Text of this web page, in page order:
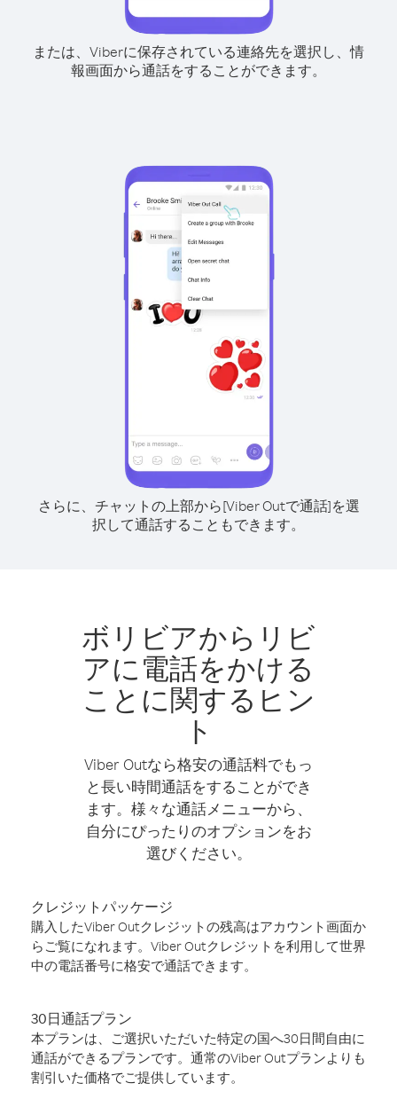
または、Viberに保存されている連絡先を選択し、情
報画面から通話をすることができます。
さらに、チャットの上部から[Viber Outで通話]を選
択して通話することもできます。
ボリビアからリビ
アに電話をかける
ことに関するヒン
ト
Viber Outなら格安の通話料でもっ
と長い時間通話をすることができ
ます。様々な通話メニューから、
自分にぴったりのオプションをお
選びください。
クレジットパッケージ
購入したViber Outクレジットの残高はアカウント画面か
らご覧になれます。Viber Outクレジットを利用して世界
中の電話番号に格安で通話できます。
30日通話プラン
本プランは、ご選択いただいた特定の国へ30日間自由に
通話ができるプランです。通常のViber Outプランよりも
割引いた価格でご提供しています。